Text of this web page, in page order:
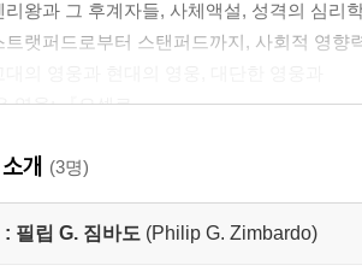
리왕과 그 후계자들, 사체액설, 성격의 심리
트랫퍼드로부터 스탠퍼드까지, 사회적 영향
영웅: 『오셀로』
음속으로
, 꿈, 약물들-무의식으로 난 창들: 『한여름
개 (3명)
: 필립 G. 짐바도 (Philip G. Zimbardo)